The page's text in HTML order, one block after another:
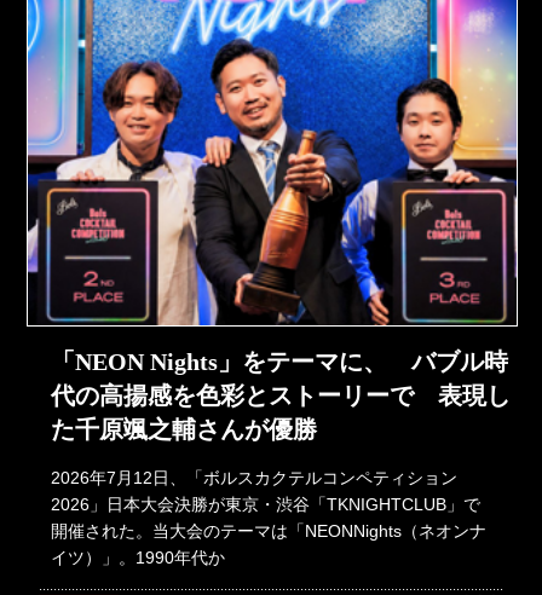
「NEON Nights」をテーマに、 バブル時
代の高揚感を色彩とストーリーで 表現し
た千原颯之輔さんが優勝
2026年7月12日、「ボルスカクテルコンペティション
2026」日本大会決勝が東京・渋谷「TKNIGHTCLUB」で
開催された。当大会のテーマは「NEONNights（ネオンナ
イツ）」。1990年代か